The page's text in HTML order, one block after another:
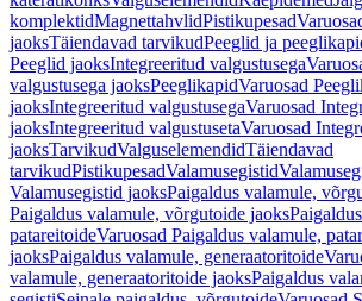
komplektidMagnettahvlidPistikupesad
jaoksTäiendavad tarvikudPeeglid ja
Peeglid jaoksIntegreeritud valgustusega
valgustusega jaoksPeeglikapidVaruosad
jaoksIntegreeritud valgustusegaVaruosad
jaoksIntegreeritud valgustusetaVaruosad
jaoksTarvikudValguselemendidTäiendavad
tarvikudPistikupesadValamusegistid
Valamusegistid jaoksPaigaldus valamule,
Paigaldus valamule, võrgutoide jaoks
patareitoideVaruosad Paigaldus valamule,
jaoksPaigaldus valamule, generaatoritoide
valamule, generaatoritoide jaoksPaigaldus